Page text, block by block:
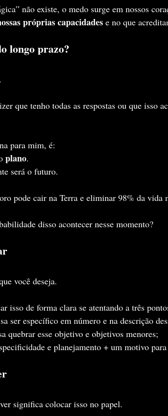
não existe, o medo surge em nossos
próprias capacidades e no que
longo prazo?
que tenho todas as respostas ou que isso
para mim, é:
plano.
será o futuro.
pode cair na Terra e eliminar 98% da vida
disso acontecer nesse momento?
você deseja.
isso de forma clara se atentando a três
ser específico em número e na descrição
quebrar esse objetivo e objetivos menores;
e planejamento + um motivo
significa colocar isso no papel.